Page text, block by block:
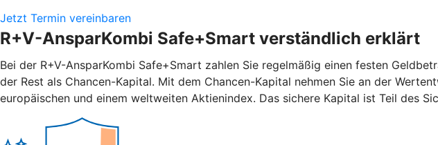
Jetzt Termin vereinbaren
R+V-AnsparKombi Safe+Smart verständlich erklärt
Bei der R+V-AnsparKombi Safe+Smart zahlen Sie regelmäßig einen festen
der Rest als Chancen-Kapital. Mit dem Chancen-Kapital nehmen Sie an der
europäischen und einem weltweiten Aktienindex. Das sichere Kapital ist Teil des